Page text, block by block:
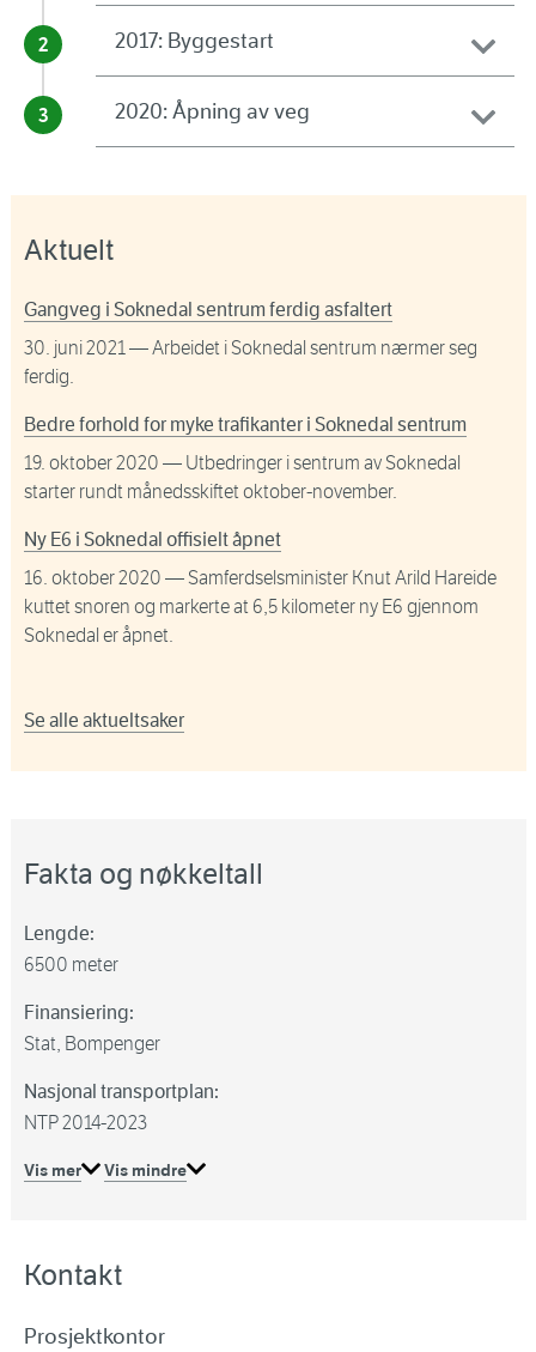
2017: Byggestart
2020: Åpning av veg
Aktuelt
Gangveg i Soknedal sentrum ferdig asfaltert
30. juni 2021— Arbeidet i Soknedal sentrum nærmer seg
ferdig.
Bedre forhold for myke trafikanter i Soknedal sentrum
19. oktober 2020 — Utbedringer i sentrum av Soknedal
starter rundt månedsskiftet oktober-november.
Ny E6 i Soknedal offisielt åpnet
16. oktober 2020 — Samferdselsminister Knut Arild Hareide
kuttet snoren og markerte at 6,5 kilometer ny E6 gjennom
Soknedal er åpnet.
Se alle aktueltsaker
Fakta og nøkkeltall
Lengde:
6500 meter
Finansiering:
Stat, Bompenger
Nasjonal transportplan:
NTP 2014-2023
Vis mer Vis mindre
Kontakt
Prosjektkontor